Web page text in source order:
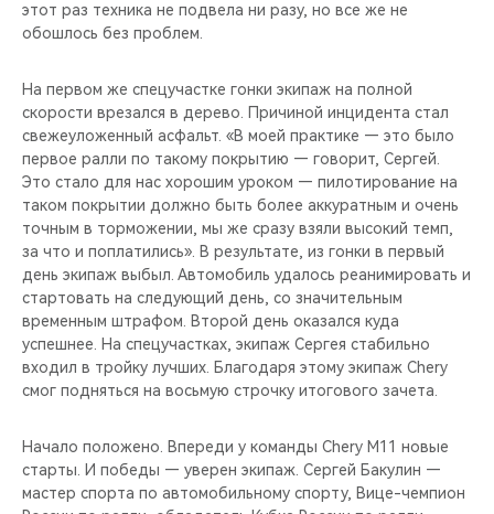
этот раз техника не подвела ни разу, но все же не
обошлось без проблем.
На первом же спецучастке гонки экипаж на полной
скорости врезался в дерево. Причиной инцидента стал
свежеуложенный асфальт. «В моей практике — это было
первое ралли по такому покрытию — говорит, Сергей.
Это стало для нас хорошим уроком — пилотирование на
таком покрытии должно быть более аккуратным и очень
точным в торможении, мы же сразу взяли высокий темп,
за что и поплатились». В результате, из гонки в первый
день экипаж выбыл. Автомобиль удалось реанимировать и
стартовать на следующий день, со значительным
временным штрафом. Второй день оказался куда
успешнее. На спецучастках, экипаж Сергея стабильно
входил в тройку лучших. Благодаря этому экипаж Сhery
смог подняться на восьмую строчку итогового зачета.
Начало положено. Впереди у команды Chery M11 новые
старты. И победы — уверен экипаж. Сергей Бакулин —
мастер спорта по автомобильному спорту, Вице-чемпион